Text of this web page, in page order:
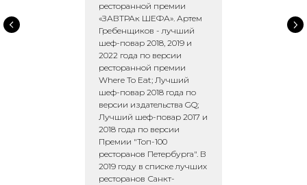
ресторанной премии
«ЗАВТРАк ШЕФА». Артем
Гребенщиков - лучший
шеф-повар 2018, 2019 и
2022 года по версии
ресторанной премии
Where To Eat; Лучший
шеф-повар 2018 года по
версии издательства GQ;
Лучший шеф-повар 2017 и
2018 года по версии
Премии "Топ-100
ресторанов Петербурга". В
2019 году в списке лучших
ресторанов Санкт-